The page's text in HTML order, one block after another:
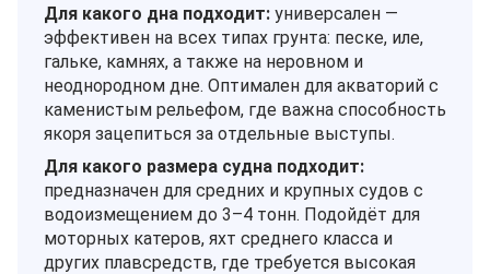
Для какого дна подходит: универсален —
эффективен на всех типах грунта: песке, иле,
гальке, камнях, а также на неровном и
неоднородном дне. Оптимален для акваторий с
каменистым рельефом, где важна способность
якоря зацепиться за отдельные выступы.
Для какого размера судна подходит:
предназначен для средних и крупных судов с
водоизмещением до 3–4 тонн. Подойдёт для
моторных катеров, яхт среднего класса и
других плавсредств, где требуется высокая